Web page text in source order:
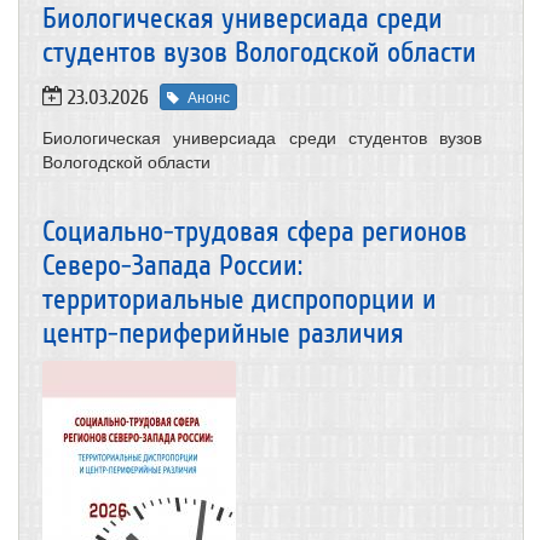
Биологическая универсиада среди
студентов вузов Вологодской области
23.03.2026 Анонс
Биологическая универсиада среди студентов вузов
Вологодской области
Социально-трудовая сфера регионов
Северо-Запада России:
территориальные диспропорции и
центр-периферийные различия